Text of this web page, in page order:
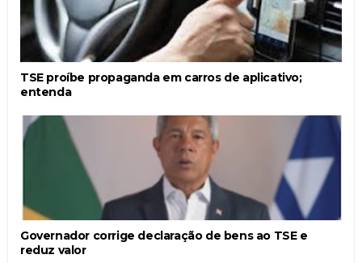
TSE proíbe propaganda em carros de aplicativo;
entenda
Governador corrige declaração de bens ao TSE e
reduz valor